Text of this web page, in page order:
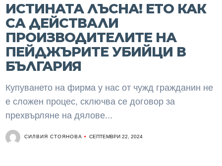
ИСТИНАТА ЛЪСНА! ЕТО КАК
СА ДЕЙСТВАЛИ
ПРОИЗВОДИТЕЛИТЕ НА
ПЕЙДЖЪРИТЕ УБИЙЦИ В
БЪЛГАРИЯ
Купуването на фирма у нас от чужд гражданин не
е сложен процес, сключва се договор за
прехвърляне на дялове...
СИЛВИЯ СТОЯНОВА СЕПТЕМВРИ 22, 2024